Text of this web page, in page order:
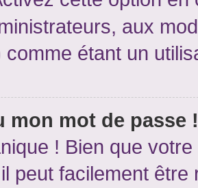
aux
comme étant un
mon mot de passe !
! Bien que
peut facilement